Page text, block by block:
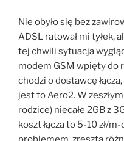
Nie obyło się bez
ADSL ratował mi tyłek,
tej chwili sytuacja
modem GSM wpięty do
chodzi o dostawcę
jest to Aero2. W
rodzice) niecałe 2GB z
koszt łącza to 5-10 zł/